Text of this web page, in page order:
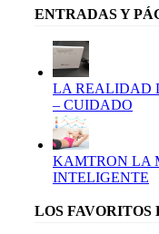
ENTRADAS Y
LA REALIDAD
– CUIDADO
KAMTRON LA
INTELIGENTE
LOS FAVORITOS